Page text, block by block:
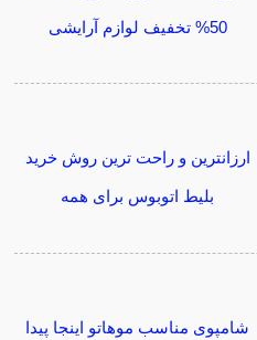
50% تخفیف لوازم آرایشی
ارزانترین و راحت ترین روش خرید
بلیط اتوبوس برای همه
شامپوی مناسب موهاتو اینجا پیدا